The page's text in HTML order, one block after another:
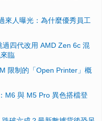
來人曝光：為什麼優秀員工
四代改用 AMD Zen 6c 混
臨
限制的「Open Printer」概
M6 與 M5 Pro 異色搭檔登